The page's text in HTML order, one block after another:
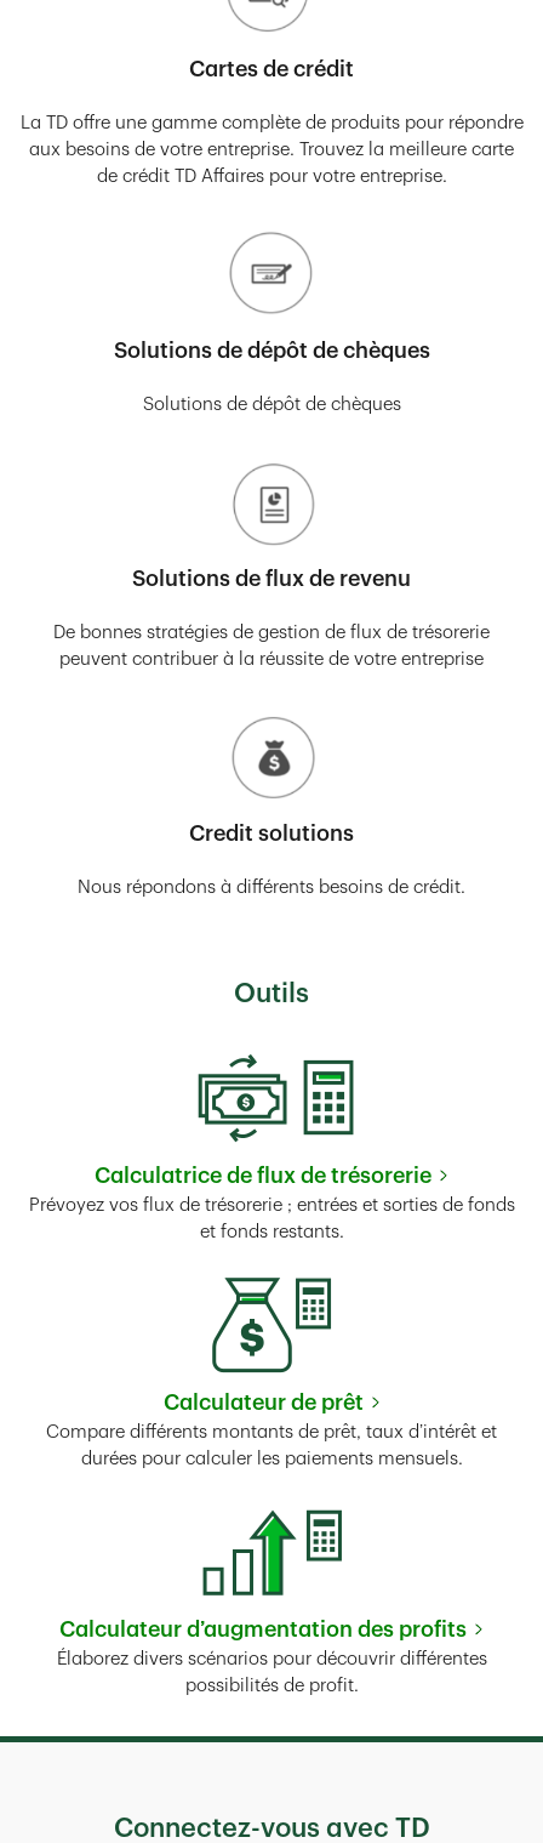
Cartes de crédit
La TD offre une gamme complète de produits pour répondre
aux besoins de votre entreprise. Trouvez la meilleure carte
de crédit TD Affaires pour votre entreprise.
Solutions de dépôt de chèques
Solutions de dépôt de chèques
Solutions de flux de revenu
De bonnes stratégies de gestion de flux de trésorerie
peuvent contribuer à la réussite de votre entreprise
Credit solutions
Nous répondons à différents besoins de crédit.
Outils
Calculatrice de flux de trésorerie
Link Opens in New Tab
Prévoyez vos flux de trésorerie ; entrées et sorties de fonds
et fonds restants.
Calculateur de prêt
Link Opens in New Tab
Compare différents montants de prêt, taux d’intérêt et
durées pour calculer les paiements mensuels.
Calculateur d’augmentation des profits
Link Opens in New Tab
Élaborez divers scénarios pour découvrir différentes
possibilités de profit.
Connectez-vous avec TD